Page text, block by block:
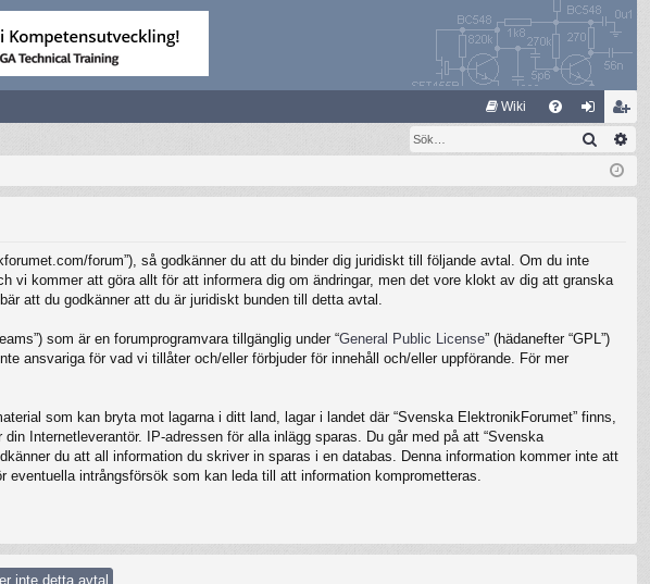
Wiki
og li
m
Sök
forum”), så godkänner du att du binder dig juridiskt till följande avtal. Om du inte
vi kommer att göra allt för att informera dig om ändringar, men det vore klokt av dig att granska
att du godkänner att du är juridiskt bunden till detta avtal.
som är en forumprogramvara tillgänglig under “General Public License” (hädanefter “GPL”)
ansvariga för vad vi tillåter och/eller förbjuder för innehåll och/eller uppförande. För mer
som kan bryta mot lagarna i ditt land, lagar i landet där “Svenska ElektronikForumet” finns,
Internetleverantör. IP-adressen för alla inlägg sparas. Du går med på att “Svenska
du att all information du skriver in sparas i en databas. Denna information kommer inte att
intrångsförsök som kan leda till att information komprometteras.